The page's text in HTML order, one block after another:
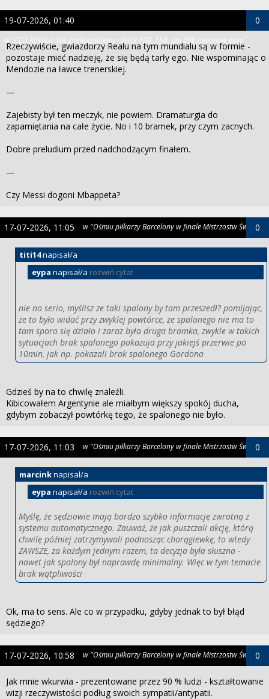
Rzeczywiście, gwiazdorzy Realu na tym mundialu są w formie -
pozostaje mieć nadzieję, że się będą tarły ego. Nie wspominając o
Mendozie na ławce trenerskiej.
—
Zajebisty był ten meczyk, nie powiem. Dramaturgia do
zapamiętania na całe życie. No i 10 bramek, przy czym zacnych.
Dobre preludium przed nadchodzącym finałem.
—
Czy Messi dogoni Mbappeta?
19-07-2026, 01:40
w "CEO Atlético: Nie zaakceptujemy oferty 100, 150, ani 200 milionów euro"
0
titi14napisał/a
eypa napisał/a rozwiń cytat
nie no serio, myślisz ze taki spalony by tam przeszedł? pomijając,
ze to było widać przy zwyklej powtórce, ze spalonego nie ma to
tam sporo się działo i zaraz była druga bramka, zwykle w takich
sytuacjach brak spalonego pokazuja przy jakiejś przerwie po
10min, jak np. pokazali brak spalonego Gordona
Gdzieś by na to chwilę znaleźli.
Kibicowałem Argentynie ale miałbym większy spokój ducha,
gdybym zobaczył powtórkę tego, że spalonego nie było.
17-07-2026, 11:05 w "Ośmiu piłkarzy Barcelony w finale Mistrzostw Świata"
0
marcinknapisał/a
eypa napisał/a rozwiń cytat
Myślę, że sędziowie mają bardzo szybko informację zwrotną z
systemu automatycznego. Zauważ, że jak puszczali akcję, którą
chwilę później zatrzymywali podnosząc chorągiewkę, to wtedy
ZAWSZE, za każdym jednym razem, ta decyzja była słuszna -
nawet jak spalony był naprawdę minimalny. Więc w tym temacie
brak wątpliwości
Ok, ma to sens. Ale co w przypadku, gdyby jednak to był błąd
sędziego?
17-07-2026, 11:03 w "Ośmiu piłkarzy Barcelony w finale Mistrzostw Świata"
0
Jak mnie wkurwia - prezentowane przez 90 % ludzi - kształtowanie
wizji rzeczywistości podług swoich sympatii/antypatii.
17-07-2026, 10:58 w "Ośmiu piłkarzy Barcelony w finale Mistrzostw Świata"
0